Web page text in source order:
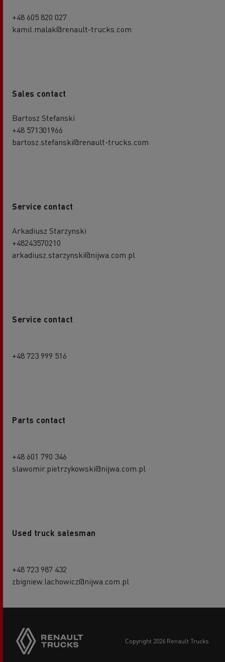
+48 605 820 027
kamil.malak@renault-trucks.com
Sales contact
Bartosz Stefanski
+48 571301966
bartosz.stefanski@renault-trucks.com
Service contact
Arkadiusz Starzynski
+48243570210
arkadiusz.starzynski@nijwa.com.pl
Service contact
+48 723 999 516
Parts contact
+48 601 790 346
slawomir.pietrzykowski@nijwa.com.pl
Used truck salesman
+48 723 987 432
zbigniew.lachowicz@nijwa.com.pl
copyright 2026 Renault Trucks